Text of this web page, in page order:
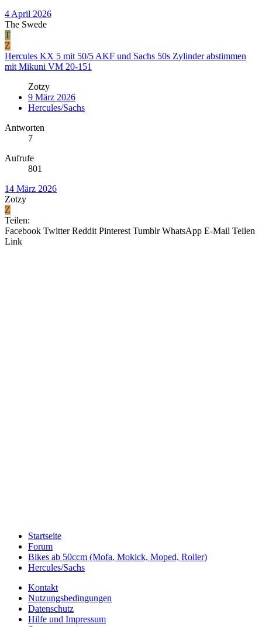
4 April 2026
The Swede
T
Z
Hercules KX 5 mit 50/5 AKF und Sachs 50s Zylinder abstimmen
mit Mikuni VM 20-151
Zotzy
9 März 2026
Hercules/Sachs
Antworten
7
Aufrufe
801
14 März 2026
Zotzy
Z
Teilen:
Facebook Twitter Reddit Pinterest Tumblr WhatsApp E-Mail Teilen
Link
Startseite
Forum
Bikes ab 50ccm (Mofa, Mokick, Moped, Roller)
Hercules/Sachs
Kontakt
Nutzungsbedingungen
Datenschutz
Hilfe und Impressum